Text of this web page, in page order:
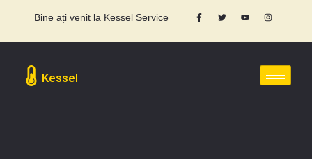
Bine ați venit la Kessel Service
Kessel